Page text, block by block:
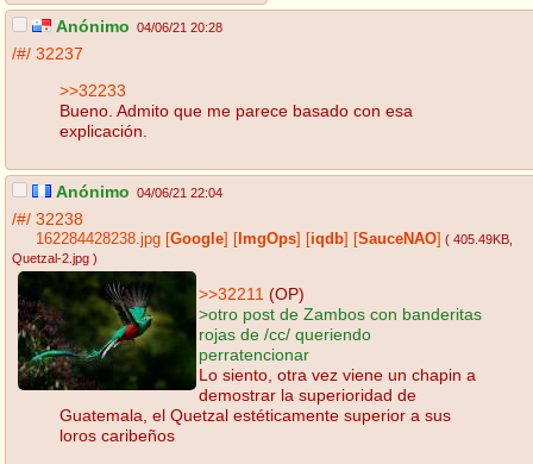
Anónimo 04/06/21 20:28
/#/ 32237
>>32233
Bueno. Admito que me parece basado con esa
explicación.
Anónimo 04/06/21 22:04
/#/ 32238
162284428238.jpg Google ImgOps iqdb SauceNAO ( 405.49KB,
Quetzal-2.jpg )
>>32211 (OP)
>otro post de Zambos con banderitas
rojas de /cc/ queriendo
perratencionar
Lo siento, otra vez viene un chapin a
demostrar la superioridad de
Guatemala, el Quetzal estéticamente superior a sus
loros caribeños